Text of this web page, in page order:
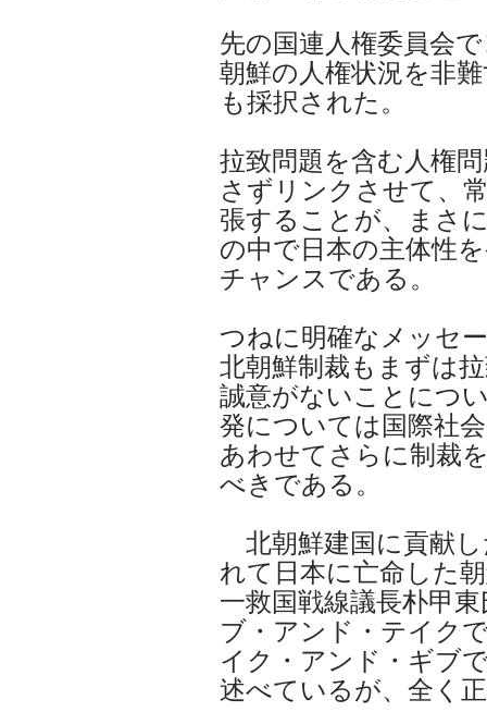
先の国連人権委員会
朝鮮の人権状況を非
も採択された。
拉致問題を含む人権
さずリンクさせて、
張することが、まさ
の中で日本の主体性
チャンスである。
つねに明確なメッセ
北朝鮮制裁もまずは
誠意がないことにつ
発については国際社
あわせてさらに制裁
べきである。
北朝鮮建国に貢献
れて日本に亡命した
一救国戦線議長朴甲
ブ・アンド・テイク
イク・アンド・ギブ
述べているが、全く